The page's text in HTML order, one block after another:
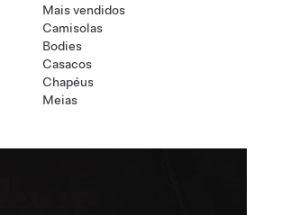
Mais vendidos
Camisolas
Bodies
Casacos
Chapéus
Meias